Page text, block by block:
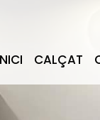
CALÇAT